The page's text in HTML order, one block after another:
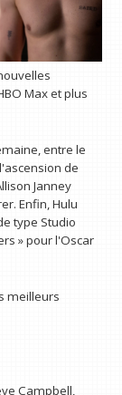
Max et plus
entre le
de
Janney
Enfin, Hulu
type Studio
» pour l'Oscar
meilleurs
Campbell,